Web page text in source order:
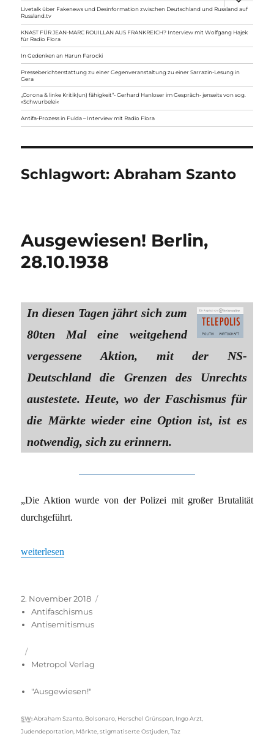
anzeigen
Livetalk über Fakenews und Desinformation zwischen Deutschland und Russland auf
Russland.tv
KNAST FÜR JEAN-MARC ROUILLAN AUS FRANKREICH? Interview mit Wolfgang Hajek
für Radio Flora
In Gedenken an Harun Farocki
Presseberichterstattung zu einer Gegenveranstaltung zu einer Sarrazin-Lesung in
Gera
„Corona & linke Kritik(un) fähigkeit“- Gerhard Hanloser im Gespräch- jenseits von sog.
»Schwurbelei«
Antifa-Prozess in Fulda – Interview mit Radio Flora
Schlagwort:Abraham Szanto
Ausgewiesen! Berlin,
28.10.1938
In diesen Tagen jährt sich zum
80ten Mal eine weitgehend
vergessene Aktion, mit der NS-
Deutschland die Grenzen des Unrechts
austestete. Heute, wo der Faschismus für
die Märkte wieder eine Option ist, ist es
notwendig, sich zu erinnern.
„Die Aktion wurde von der Polizei mit großer Brutalität
durchgeführt.
„Ausgewiesen! Berlin, 28.10.1938“
weiterlesen
Veröffentlicht
am
2. November 2018
Antifaschismus
Antisemitismus
Metropol Verlag
"Ausgewiesen!"
Schlagwörter
SW: Abraham Szanto, Bolsonaro, Herschel Grünspan, Ingo Arzt,
Judendeportation, Märkte,stigmatiserte Ostjuden,Taz